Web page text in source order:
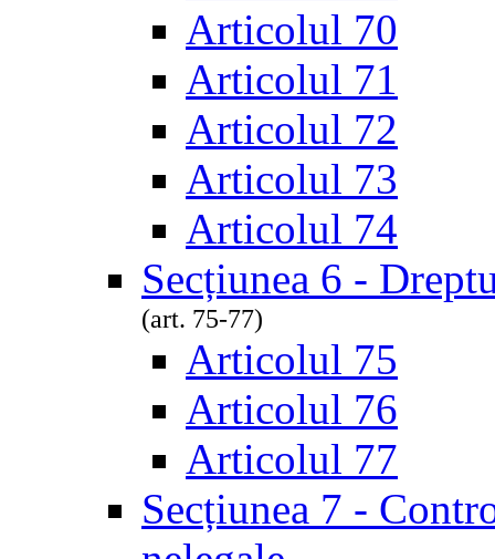
Articolul 70
Articolul 71
Articolul 72
Articolul 73
Articolul 74
Secțiunea 6 -
(art. 75-77)
Articolul 75
Articolul 76
Articolul 77
Secțiunea 7 -